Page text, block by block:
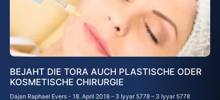
BEJAHT DIE TORA AUCH PLASTISCHE ODER
KOSMETISCHE CHIRURGIE
Dajan Raphael Evers 18. April 2018 – 3 Iyyar 5778 – 3 Iyyar 5778